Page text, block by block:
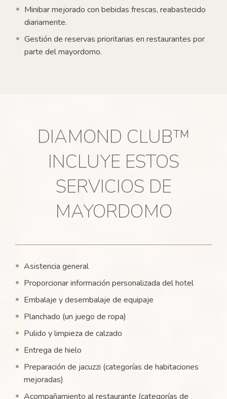
Minibar mejorado con bebidas frescas, reabastecido
diariamente.
Gestión de reservas prioritarias en restaurantes por
parte del mayordomo.
DIAMOND CLUB™
INCLUYE ESTOS
SERVICIOS DE
MAYORDOMO
Asistencia general
Proporcionar información personalizada del hotel
Embalaje y desembalaje de equipaje
Planchado (un juego de ropa)
Pulido y limpieza de calzado
Entrega de hielo
Preparación de jacuzzi (categorías de habitaciones
mejoradas)
Acompañamiento al restaurante (categorías de